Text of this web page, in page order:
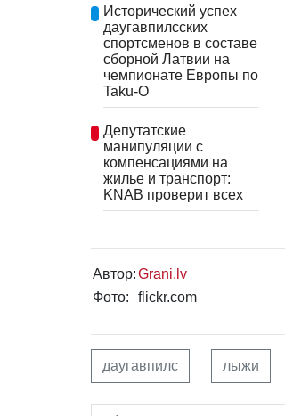
Исторический успех
даугавпилсских
спортсменов в составе
сборной Латвии на
чемпионате Европы по
Taku-O
Депутатские
манипуляции с
компенсациями на
жилье и транспорт:
KNAB проверит всех
Автор:Grani.lv
Фото:
flickr.com
даугавпилс лыжи